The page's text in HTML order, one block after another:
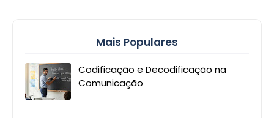
Mais Populares
Codificação e Decodificação na
Comunicação